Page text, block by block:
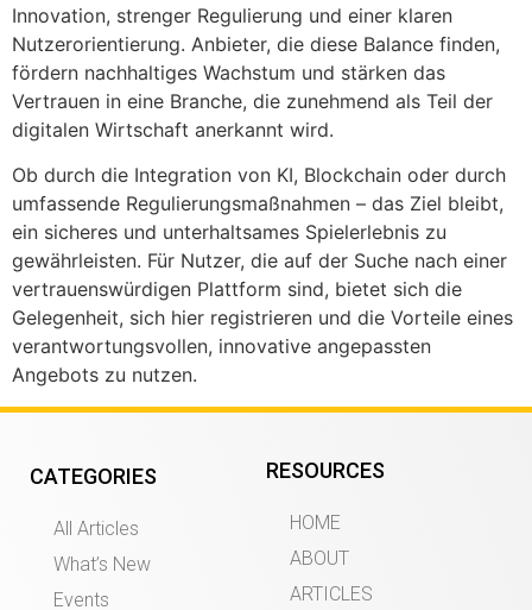
Innovation, strenger Regulierung und einer klaren
Nutzerorientierung. Anbieter, die diese Balance finden,
fördern nachhaltiges Wachstum und stärken das
Vertrauen in eine Branche, die zunehmend als Teil der
digitalen Wirtschaft anerkannt wird.
Ob durch die Integration von KI, Blockchain oder durch
umfassende Regulierungsmaßnahmen – das Ziel bleibt,
ein sicheres und unterhaltsames Spielerlebnis zu
gewährleisten. Für Nutzer, die auf der Suche nach einer
vertrauenswürdigen Plattform sind, bietet sich die
Gelegenheit, sich hier registrieren und die Vorteile eines
verantwortungsvollen, innovative angepassten
Angebots zu nutzen.
CATEGORIES
All Articles
What’s New
Events
RESOURCES
HOME
ABOUT
ARTICLES